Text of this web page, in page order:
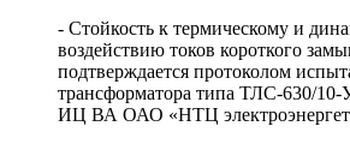
- Стойкость к термическому и
воздействию токов короткого
подтверждается протоколом
трансформатора типа ТЛС-630/
ИЦ ВА ОАО «НТЦ